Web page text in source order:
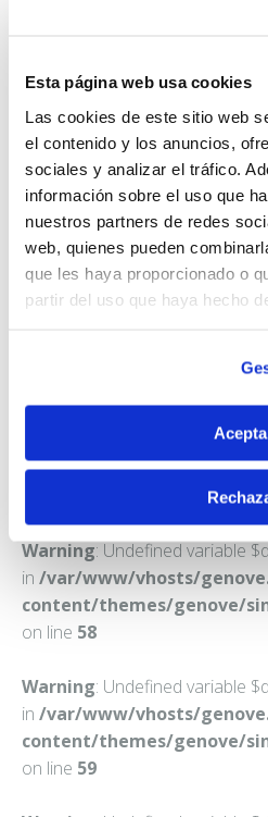
Esta página web usa cookies
Las cookies de este sitio web
el contenido y los anuncios,
sociales y analizar el tráfico.
información sobre el uso que
nuestros partners de redes
web, quienes pueden
que les haya proporcionado o
partir del uso que haya hecho
FARMACIA MARTI PANE,
C. CAVALLERS, 44 - 46
Warning: Undefined variable
in /var/www/vhosts/
content/themes/genove/
on line 58
Warning: Undefined variable
in /var/www/vhosts/
content/themes/genove/
on line 59